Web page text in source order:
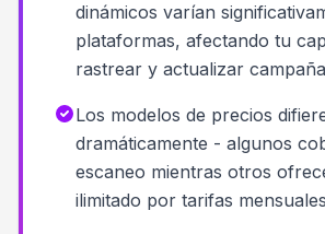
dinámicos varían
plataformas, afectando tu
rastrear y actualizar
Los modelos de precios
dramáticamente - algunos
escaneo mientras otros
ilimitado por tarifas